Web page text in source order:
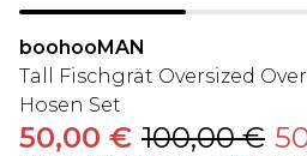
boohooMAN
Tall Fischgrät Oversized
Hosen Set
50,00 € 100,00 €